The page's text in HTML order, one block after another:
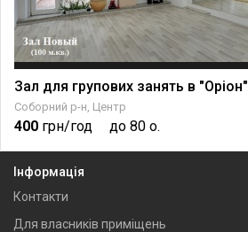
Зал для групових занять в "Оріон"
Соборний р-н, Центр
400 грн/год до 80 о.
Інформація
Контакти
Для власників приміщень